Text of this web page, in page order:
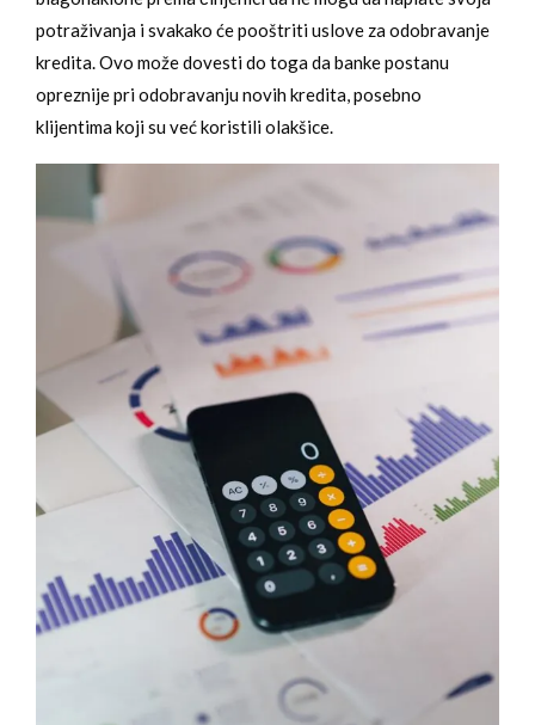
potraživanja i svakako će pooštriti uslove za odobravanje
kredita. Ovo može dovesti do toga da banke postanu
opreznije pri odobravanju novih kredita, posebno
klijentima koji su već koristili olakšice.